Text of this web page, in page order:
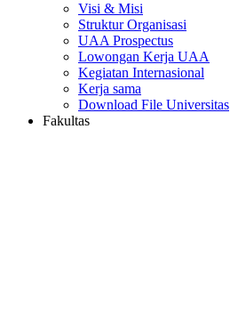
Visi & Misi
Struktur Organisasi
UAA Prospectus
Lowongan Kerja UAA
Kegiatan Internasional
Kerja sama
Download File Universitas
Fakultas